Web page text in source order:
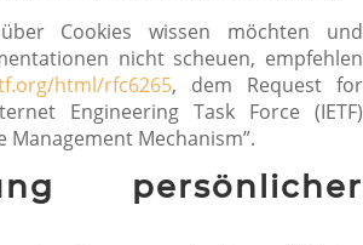
Cookies wissen möchten und
nicht scheuen, empfehlen
html/rfc6265, dem Request for
Engineering Task Force (IETF)
Management Mechanism”.
persönlicher